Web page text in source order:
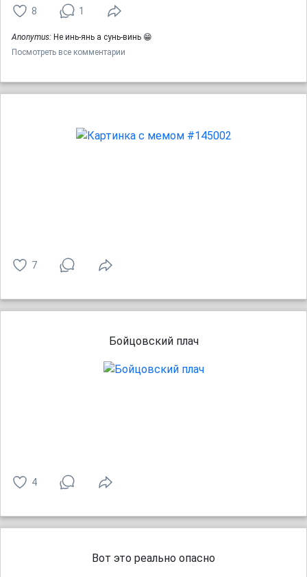
8 1
Anonymus: Не инь-янь а сунь-винь 😁
Посмотреть все комментарии
7
Бойцовский плач
4
Вот это реально опасно